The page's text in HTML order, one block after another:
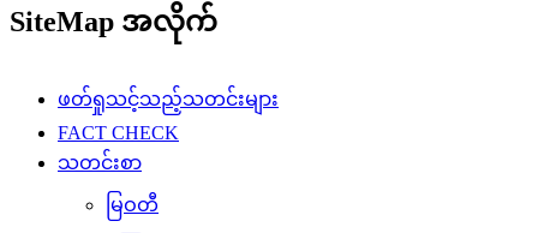
SiteMap အလိုက်
ဖတ်ရှုသင့်သည့်သတင်းများ
FACT CHECK
သတင်းစာ
မြဝတီ